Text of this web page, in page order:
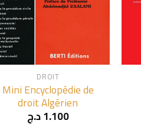
+
DROIT
Mini Encyclopédie de
droit Algérien
1.100د.ج